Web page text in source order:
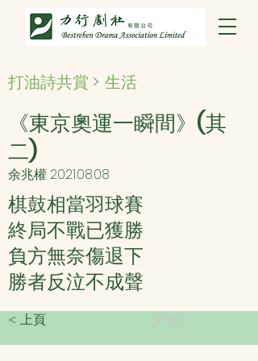
打油詩共賞 > 生活
《東京奧運一瞬間》(其
二)
余兆權2021.08.08
棋鼓相當羽球賽
終局不戰已獲勝
負方無奈傷退下
勝者反泣不成聲
< 上頁